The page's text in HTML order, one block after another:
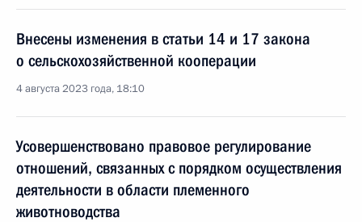
Внесены изменения в статьи 14 и 17 закона
о сельскохозяйственной кооперации
4 августа 2023 года, 18:10
Усовершенствовано правовое регулирование
отношений, связанных с порядком осуществления
деятельности в области племенного
животноводства